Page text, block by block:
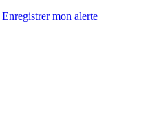
Enregistrermon alerte